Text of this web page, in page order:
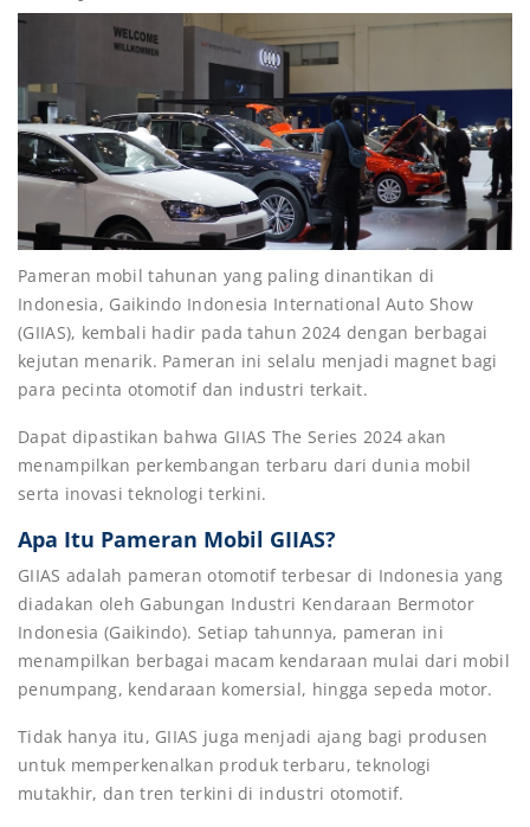
Pameran mobil tahunan yang paling dinantikan di
Indonesia, Gaikindo Indonesia International Auto Show
(GIIAS), kembali hadir pada tahun 2024 dengan berbagai
kejutan menarik. Pameran ini selalu menjadi magnet bagi
para pecinta otomotif dan industri terkait.
Dapat dipastikan bahwa GIIAS The Series 2024 akan
menampilkan perkembangan terbaru dari dunia mobil
serta inovasi teknologi terkini.
Apa Itu Pameran Mobil GIIAS?
GIIAS adalah pameran otomotif terbesar di Indonesia yang
diadakan oleh Gabungan Industri Kendaraan Bermotor
Indonesia (Gaikindo). Setiap tahunnya, pameran ini
menampilkan berbagai macam kendaraan mulai dari mobil
penumpang, kendaraan komersial, hingga sepeda motor.
Tidak hanya itu, GIIAS juga menjadi ajang bagi produsen
untuk memperkenalkan produk terbaru, teknologi
mutakhir, dan tren terkini di industri otomotif.